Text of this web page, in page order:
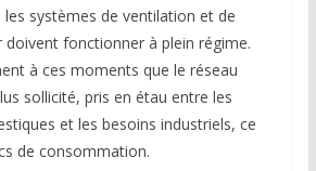
les systèmes de ventilation et de
doivent fonctionner à plein régime.
à ces moments que le réseau
sollicité, pris en étau entre les
et les besoins industriels, ce
de consommation.